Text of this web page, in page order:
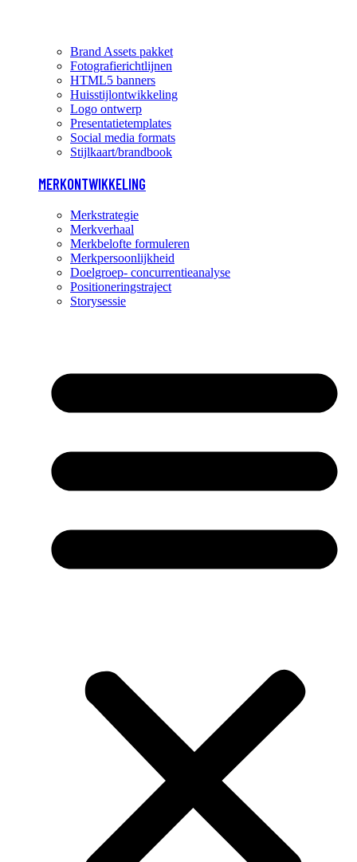
Brand Assets pakket
Fotografierichtlijnen
HTML5 banners
Huisstijlontwikkeling
Logo ontwerp
Presentatietemplates
Social media formats
Stijlkaart/brandbook
MERKONTWIKKELING
Merkstrategie
Merkverhaal
Merkbelofte formuleren
Merkpersoonlijkheid
Doelgroep- concurrentieanalyse
Positioneringstraject
Storysessie